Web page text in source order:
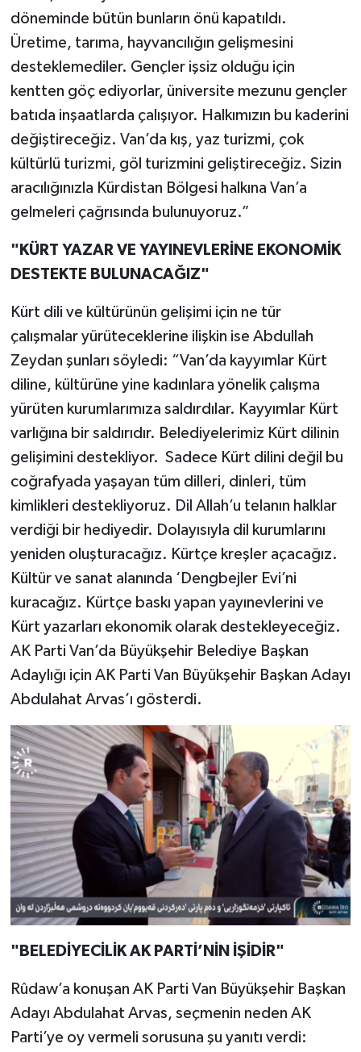
döneminde bütün bunların önü kapatıldı.
Üretime, tarıma, hayvancılığın gelişmesini
desteklemediler. Gençler işsiz olduğu için
kentten göç ediyorlar, üniversite mezunu gençler
batıda inşaatlarda çalışıyor. Halkımızın bu kaderini
değiştireceğiz. Van’da kış, yaz turizmi, çok
kültürlü turizmi, göl turizmini geliştireceğiz. Sizin
aracılığınızla Kürdistan Bölgesi halkına Van’a
gelmeleri çağrısında bulunuyoruz.”
"KÜRT YAZAR VE YAYINEVLERİNE EKONOMİK
DESTEKTE BULUNACAĞIZ"
Kürt dili ve kültürünün gelişimi için ne tür
çalışmalar yürüteceklerine ilişkin ise Abdullah
Zeydan şunları söyledi: “Van’da kayyımlar Kürt
diline, kültürüne yine kadınlara yönelik çalışma
yürüten kurumlarımıza saldırdılar. Kayyımlar Kürt
varlığına bir saldırıdır. Belediyelerimiz Kürt dilinin
gelişimini destekliyor. Sadece Kürt dilini değil bu
coğrafyada yaşayan tüm dilleri, dinleri, tüm
kimlikleri destekliyoruz. Dil Allah’u telanın halklar
verdiği bir hediyedir. Dolayısıyla dil kurumlarını
yeniden oluşturacağız. Kürtçe kreşler açacağız.
Kültür ve sanat alanında ‘Dengbejler Evi’ni
kuracağız. Kürtçe baskı yapan yayınevlerini ve
Kürt yazarları ekonomik olarak destekleyeceğiz.
AK Parti Van’da Büyükşehir Belediye Başkan
Adaylığı için AK Parti Van Büyükşehir Başkan Adayı
Abdulahat Arvas’ı gösterdi.
"BELEDİYECİLİK AK PARTİ’NİN İŞİDİR"
Rûdaw’a konuşan AK Parti Van Büyükşehir Başkan
Adayı Abdulahat Arvas, seçmenin neden AK
Parti’ye oy vermeli sorusuna şu yanıtı verdi: